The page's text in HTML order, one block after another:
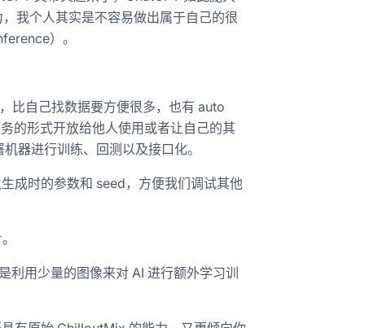
我个人其实是不容易做出属于自己的很
）。
比自己找数据要方便很多，也有 auto
的形式开放给他人使用或者让自己的其
器进行训练、回测以及接口化。
成时的参数和 seed，方便我们调试其他
用少量的图像来对 AI 进行额外学习训